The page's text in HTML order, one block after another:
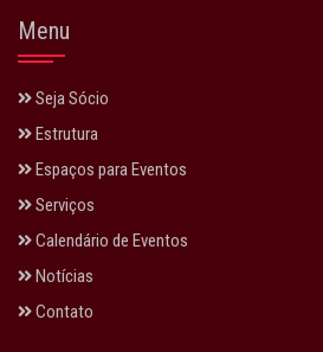
Menu
Seja Sócio
Estrutura
Espaços para Eventos
Serviços
Calendário de Eventos
Notícias
Contato